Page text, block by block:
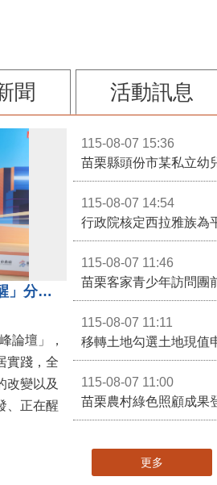
聞 活動訊息
苗栗縣長鍾東錦受邀演講 「苗栗甦醒」分享近年轉變
論壇」，
實踐，全
改變以及
、正在醒
115-08-07 15:36
苗栗縣頭份市某私立幼
115-08-07 14:54
115-08-07 11:46
苗栗客家青少年訪問團
115-08-07 11:11
移轉土地勾選土地現值
115-08-07 11:00
更多